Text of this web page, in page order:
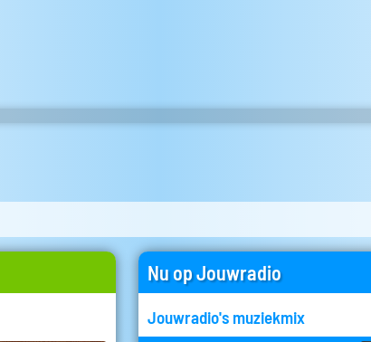
Nu op Jouwradio
Jouwradio's muziekmix